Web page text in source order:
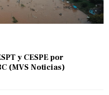
y CESPE por
(MVS Noticias)